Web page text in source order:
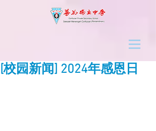
[校园新闻] 2024年感恩日